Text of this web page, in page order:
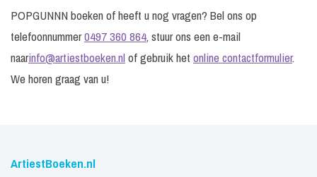
POPGUNNN boeken of heeft u nog vragen? Bel ons op
telefoonnummer0497 360 864, stuur ons een e-mail
naarinfo@artiestboeken.nlof gebruik het online contactformulier.
We horen graag van u!
ArtiestBoeken.nl